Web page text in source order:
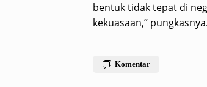
bentuk tidak tepat di
kekuasaan,” pungkasnya.
Komentar